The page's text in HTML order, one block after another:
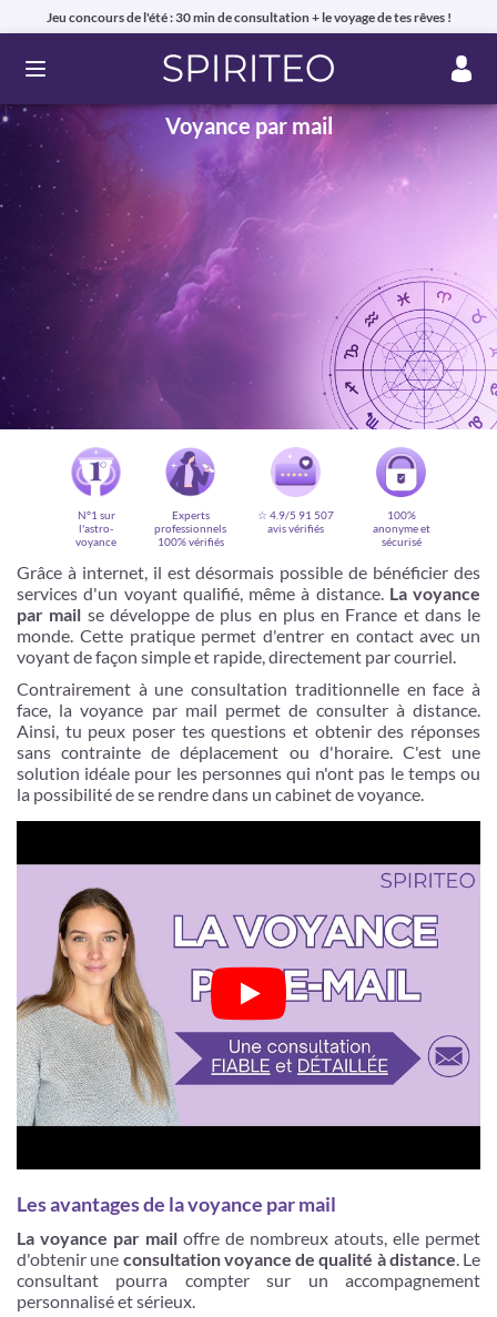
Jeu concours de l'été : 30 min de consultation + le voyage de tes rêves !
Ouvrir le menu
Voyance par mail
Voyance privée en ligne par téléphone, chat ou mail
99% de clients satisfaits, avis authentiques !
Je m'inscris
N°1 sur
l'astro-
voyance
Experts
professionnels
100% vérifiés
☆ 4.9/5 91 507
avis vérifiés
100%
anonyme et
sécurisé
Grâce à internet, il est désormais possible de bénéficier des
services d'un voyant qualifié, même à distance. La voyance
par mail se développe de plus en plus en France et dans le
monde. Cette pratique permet d'entrer en contact avec un
voyant de façon simple et rapide, directement par courriel.
Contrairement à une consultation traditionnelle en face à
face, la voyance par mail permet de consulter à distance.
Ainsi, tu peux poser tes questions et obtenir des réponses
sans contrainte de déplacement ou d'horaire. C'est une
solution idéale pour les personnes qui n'ont pas le temps ou
la possibilité de se rendre dans un cabinet de voyance.
Les avantages de la voyance par mail
La voyance par mail offre de nombreux atouts, elle permet
d'obtenir une consultation voyance de qualité à distance . Le
consultant pourra compter sur un accompagnement
personnalisé et sérieux.